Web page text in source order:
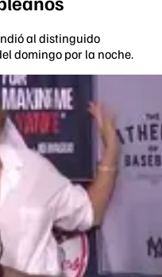
al distinguido
domingo por la noche.